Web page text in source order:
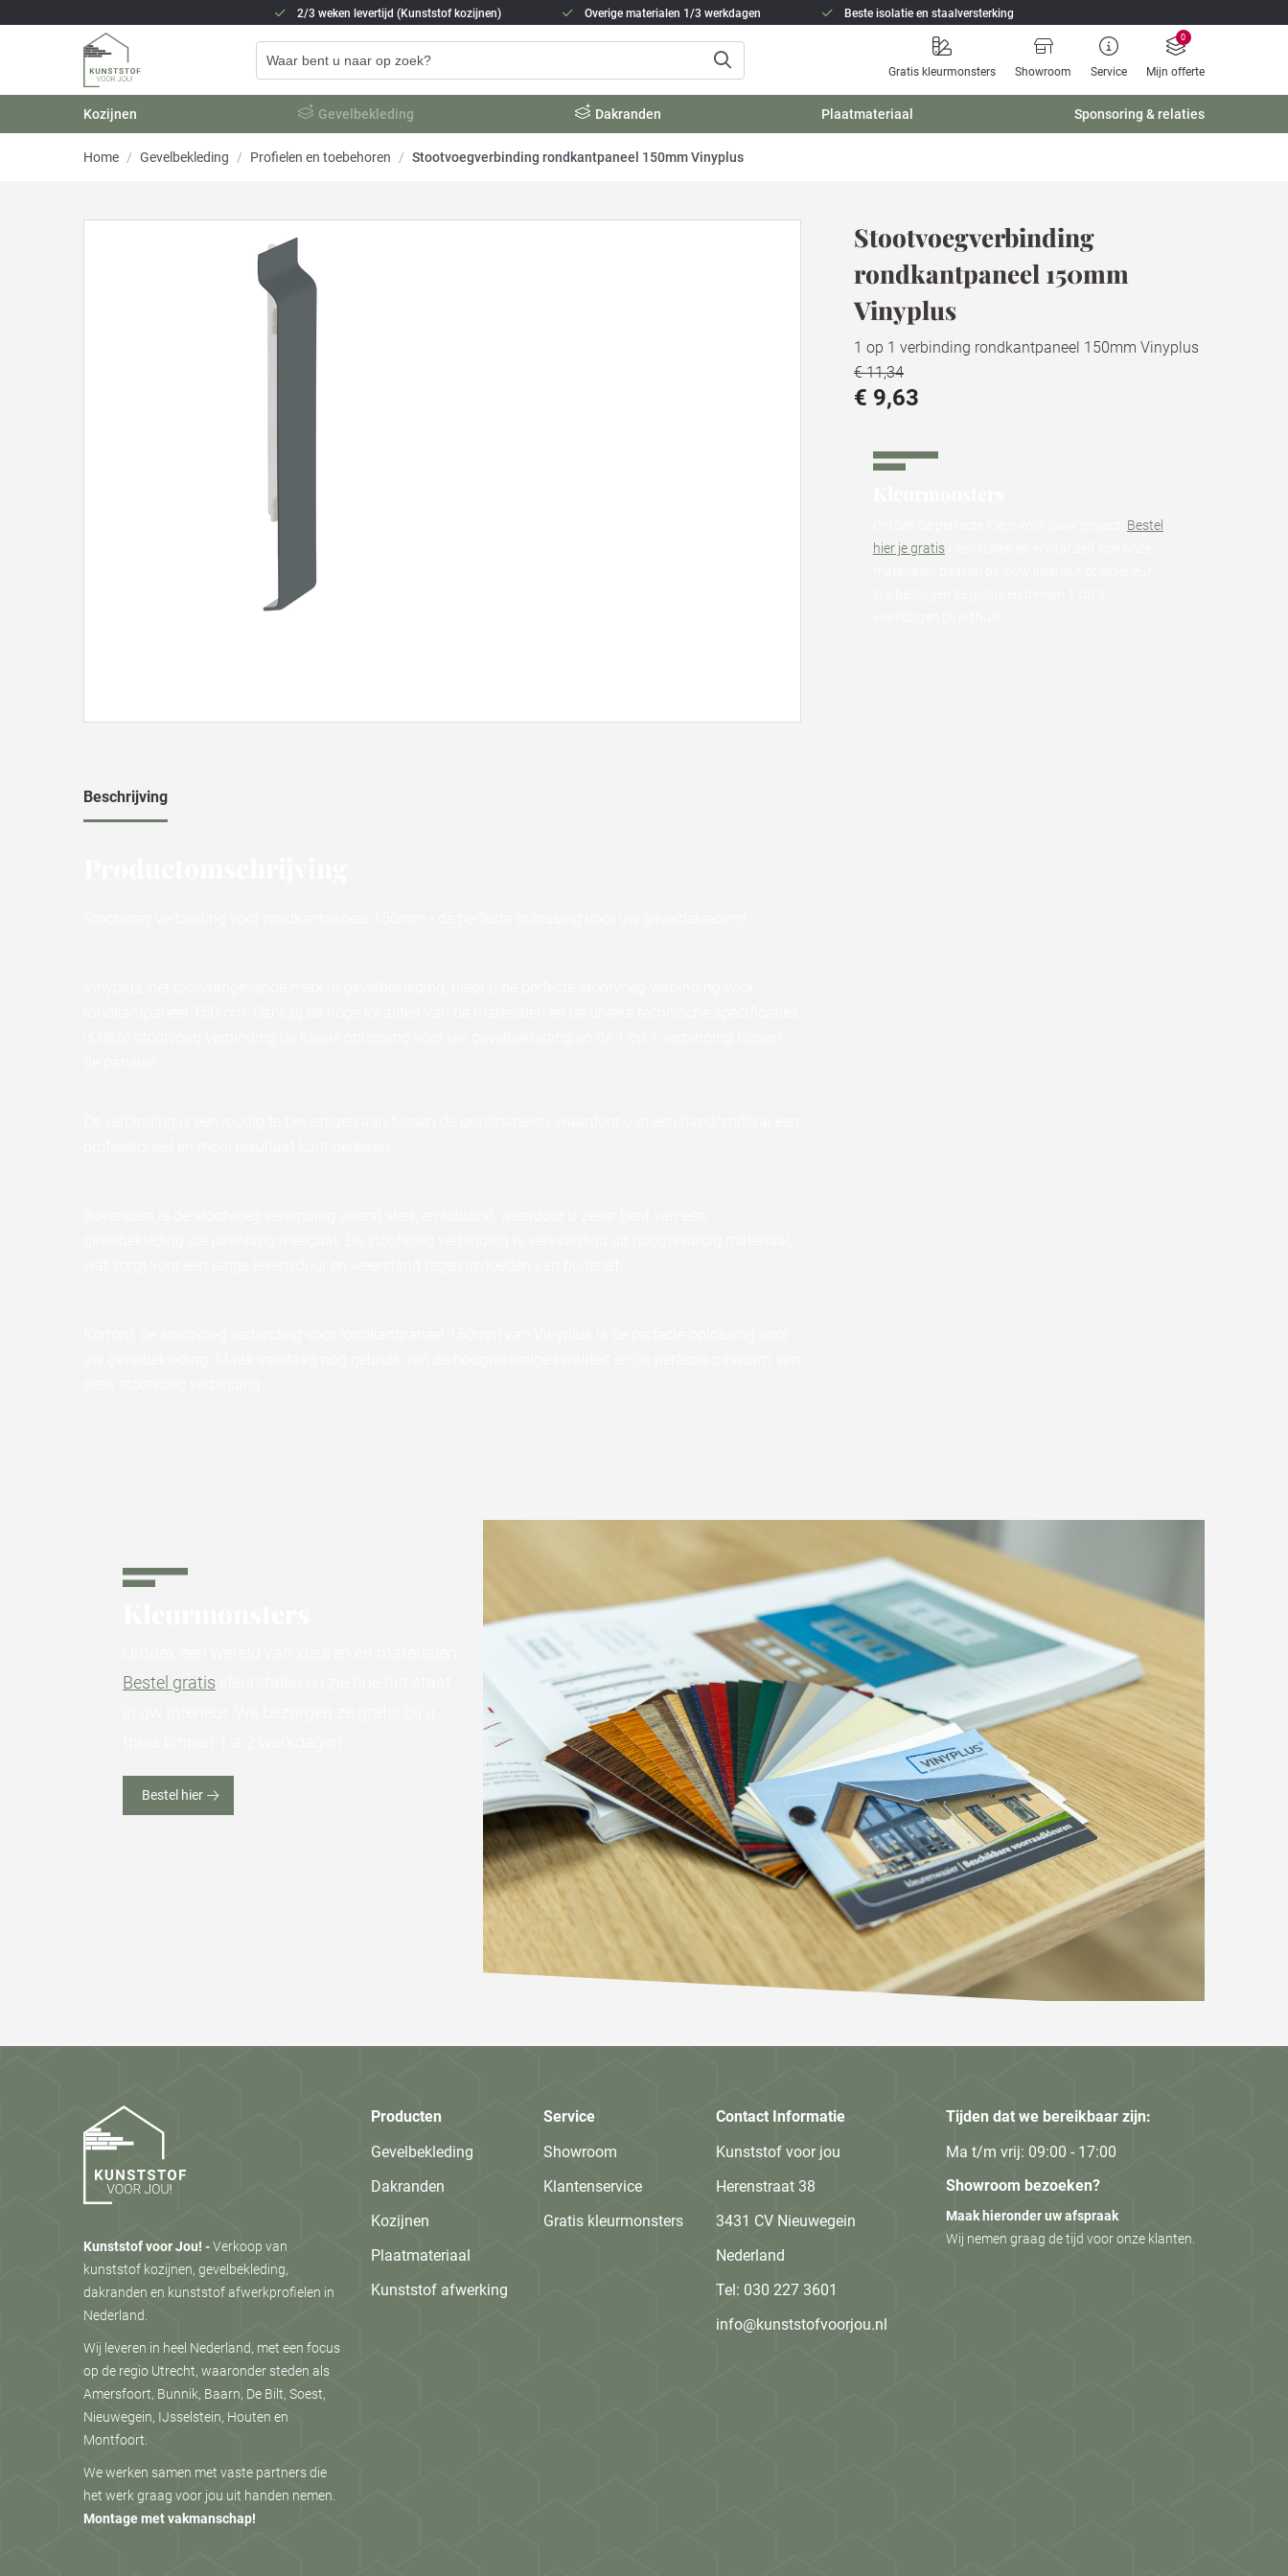
2/3 weken levertijd (Kunststof kozijnen) Overige materialen 1/3 werkdagen Beste isolatie en staalversterking
Gratis kleurmonsters Showroom Service
0
Mijn offerte
Kozijnen Gevelbekleding Dakranden Plaatmateriaal Sponsoring & relaties
Home / Gevelbekleding / Profielen en toebehoren / Stootvoegverbinding rondkantpaneel 150mm Vinyplus
Stootvoegverbinding
rondkantpaneel 150mm
Vinyplus
1 op 1 verbinding rondkantpaneel 150mm Vinyplus
€ 11,34
€ 9,63
Bestel
hier je gratiskleurstalen en ervaar zelf hoe onze
Beschrijving
Bestel gratis
Bestel hier
Kunststof voor Jou! -Verkoop van
kunststof kozijnen, gevelbekleding,
dakranden en kunststof afwerkprofielen in
Nederland.
Wij leveren in heel Nederland, met een focus
op de regio Utrecht, waaronder steden als
Amersfoort, Bunnik, Baarn, De Bilt, Soest,
Nieuwegein, IJsselstein, Houten en
Montfoort.
We werken samen met vaste partners die
het werk graag voor jou uit handen nemen.
Montage met vakmanschap!
Producten
Gevelbekleding
Dakranden
Kozijnen
Plaatmateriaal
Kunststof afwerking
Service
Showroom
Klantenservice
Gratis kleurmonsters
Contact Informatie
Kunststof voor jou
Herenstraat 38
3431 CV Nieuwegein
Nederland
Tel: 030 227 3601
info@kunststofvoorjou.nl
Tijden dat we bereikbaar zijn:
Ma t/m vrij: 09:00 - 17:00
Showroom bezoeken?
Maak hieronder uw afspraak
Wij nemen graag de tijd voor onze klanten.